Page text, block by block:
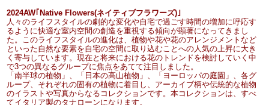
2024AW｢Native Flowers(ネイティブフラワーズ)｣
人々のライフスタイルの劇的な変化や自宅で過ごす時間の増加に呼応す
るように快適な室内空間の創造を重視する傾向が顕著になってきまし
た。このライフスタイルの進化は、植物や花や花のアレンジメントなど
といった自然な要素を自宅の空間に取り込むことへの人気の上昇に大き
く寄与しています。現在と将来における花のトレンドを検討していく中
で3つの異なるグループに焦点をあてて注目しました。
「南半球の植物」、「日本の高山植物」、「ヨーロッパの庭園」、各グ
ループ、それぞれの固有の植物に着目し、アーカイブ柄や伝統的な植物
のイラストや写真からなるコレクションです。本コレクションは、すべ
てイタリア製のタナローンになります。